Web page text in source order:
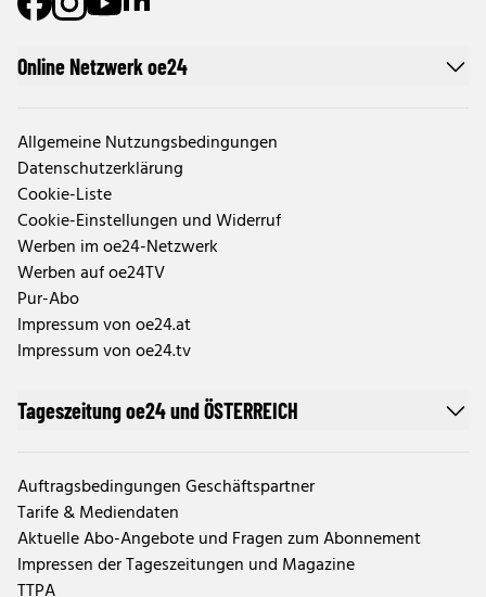
Online Netzwerk oe24
Allgemeine Nutzungsbedingungen
Datenschutzerklärung
Cookie-Liste
Cookie-Einstellungen und Widerruf
Werben im oe24-Netzwerk
Werben auf oe24TV
Pur-Abo
Impressum von oe24.at
Impressum von oe24.tv
Tageszeitung oe24 und ÖSTERREICH
Auftragsbedingungen Geschäftspartner
Tarife & Mediendaten
Aktuelle Abo-Angebote und Fragen zum Abonnement
Impressen der Tageszeitungen und Magazine